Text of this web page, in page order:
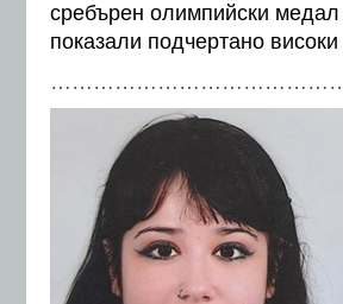
сребърен олимпийски медал
показали подчертано